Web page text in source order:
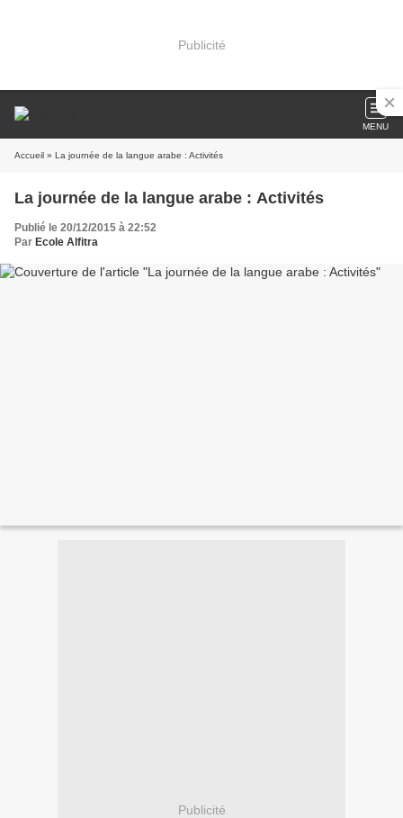
Publicité
MENU
Accueil » La journée de la langue arabe : Activités
La journée de la langue arabe : Activités
Publié le 20/12/2015 à 22:52
Par Ecole Alfitra
Publicité